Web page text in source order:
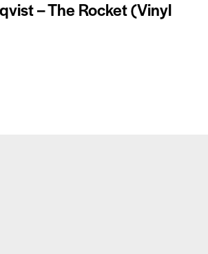
– The Rocket (Vinyl